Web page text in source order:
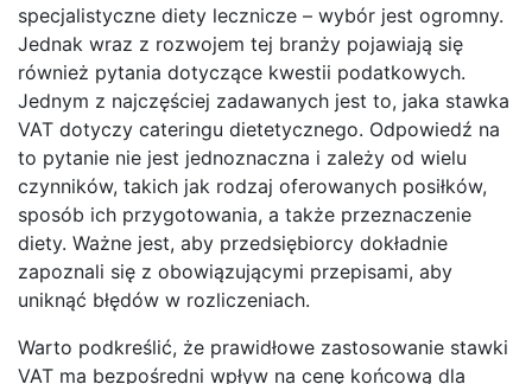
specjalistyczne diety lecznicze – wybór jest ogromny.
Jednak wraz z rozwojem tej branży pojawiają się
również pytania dotyczące kwestii podatkowych.
Jednym z najczęściej zadawanych jest to, jaka stawka
VAT dotyczy cateringu dietetycznego. Odpowiedź na
to pytanie nie jest jednoznaczna i zależy od wielu
czynników, takich jak rodzaj oferowanych posiłków,
sposób ich przygotowania, a także przeznaczenie
diety. Ważne jest, aby przedsiębiorcy dokładnie
zapoznali się z obowiązującymi przepisami, aby
uniknąć błędów w rozliczeniach.
Warto podkreślić, że prawidłowe zastosowanie stawki
VAT ma bezpośredni wpływ na cenę końcową dla